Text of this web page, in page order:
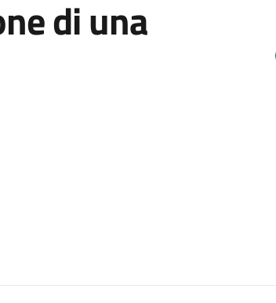
di una